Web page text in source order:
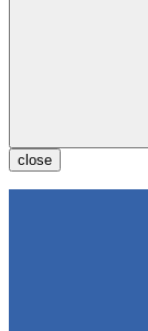
close